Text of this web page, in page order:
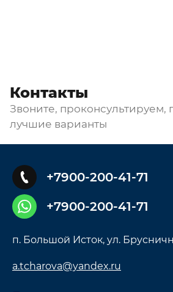
Контакты
Звоните, проконсультируем,
лучшие варианты
+7900-200-41-71
+7900-200-41-71
п. Большой Исток, ул.
a.tcharova@yandex.ru